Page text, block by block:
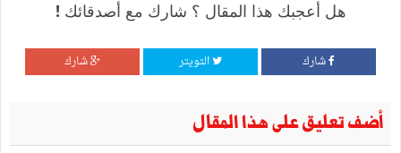
هل أعجبك هذا المقال ؟ شارك مع أصدقائك !
شارك التويتر شارك
أضف تعليق على هذا المقال